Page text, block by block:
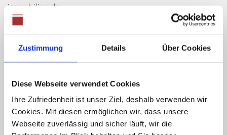
Zustimmung Details Über Cookies
Diese Webseite verwendet Cookies
Ihre Zufriedenheit ist unser Ziel, deshalb verwenden wir
Cookies. Mit diesen ermöglichen wir, dass unsere
Webseite zuverlässig und sicher läuft, wir die
immobilien.de.
Willkommen bei Valentin Hauser Immobilien!
Immobilienmakler in Braunschweig, Langelsheim/Astfeld,
Hillerse, Wolfsburg/Ehmen oder Goslar/Hahnenklee? Dann
sind Sie bei uns genau richtig! Seit vielen Jahren sind wir
erfolgreich in der Immobilienbranche tätig und bieten